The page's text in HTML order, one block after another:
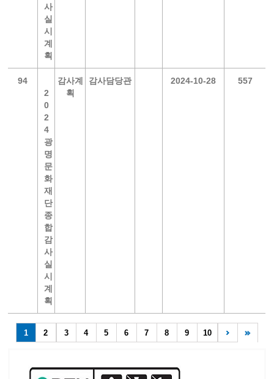
사
실
시
계
획
94
2
0
2
4
광
명
문
화
재
단
종
합
감
사
실
시
계
획
감사계
획
감사담당관 2024-10-28 557
1 2 3 4 5 6 7 8 9 10